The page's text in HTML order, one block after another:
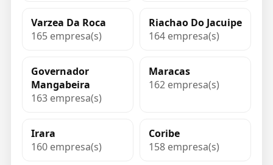
Varzea Da Roca
165 empresa(s)
Riachao Do Jacuipe
164 empresa(s)
Governador
Mangabeira
163 empresa(s)
Maracas
162 empresa(s)
Irara
160 empresa(s)
Coribe
158 empresa(s)